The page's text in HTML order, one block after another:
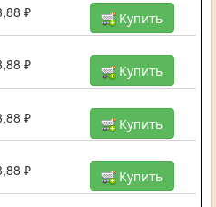
₽
Купить
₽
Купить
₽
Купить
₽
Купить